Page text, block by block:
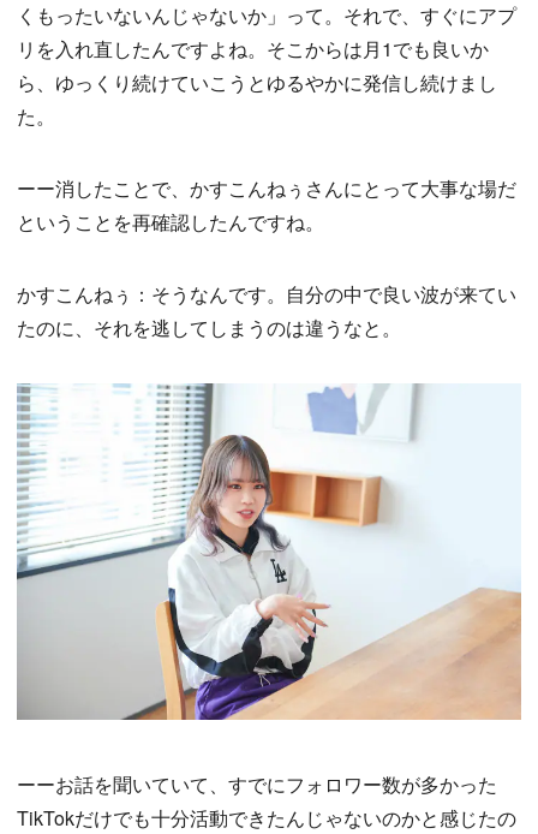
くもったいないんじゃないか」って。それで、すぐにアプ
リを入れ直したんですよね。そこからは月1でも良いか
ら、ゆっくり続けていこうとゆるやかに発信し続けまし
た。
ーー消したことで、かすこんねぅさんにとって大事な場だ
ということを再確認したんですね。
かすこんねぅ：そうなんです。自分の中で良い波が来てい
たのに、それを逃してしまうのは違うなと。
ーーお話を聞いていて、すでにフォロワー数が多かった
TikTokだけでも十分活動できたんじゃないのかと感じたの